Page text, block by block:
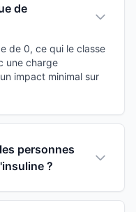
de
de 0, ce qui le classe
une charge
impact minimal sur
personnes
?